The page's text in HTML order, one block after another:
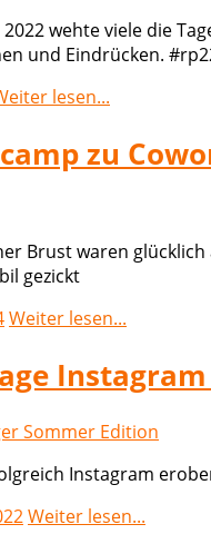
wehte viele die
und Eindrücken.
lesen...
zu
Brust waren
gezickt
Weiter lesen...
Instagram
Weiter lesen...